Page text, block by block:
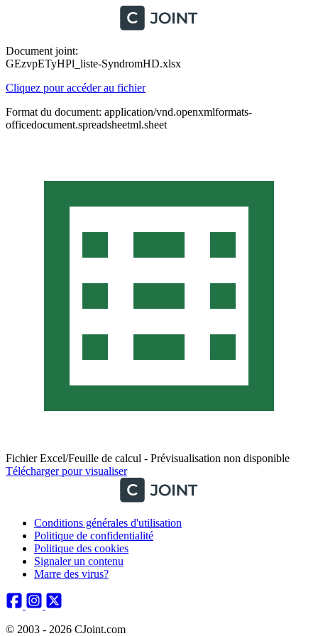
Document joint:
GEzvpETyHPl_liste-SyndromHD.xlsx
Cliquez pour accéder au fichier
Format du document: application/vnd.openxmlformats-
officedocument.spreadsheetml.sheet
Fichier Excel/Feuille de calcul - Prévisualisation non disponible
Télécharger pour visualiser
Conditions générales d'utilisation
Politique de confidentialité
Politique des cookies
Signaler un contenu
Marre des virus?
© 2003 - 2026 CJoint.com